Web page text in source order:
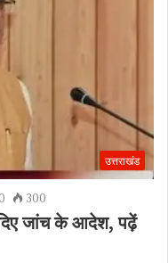
उत्तराखंड
0 300
जांच के आदेश, पढ़ें